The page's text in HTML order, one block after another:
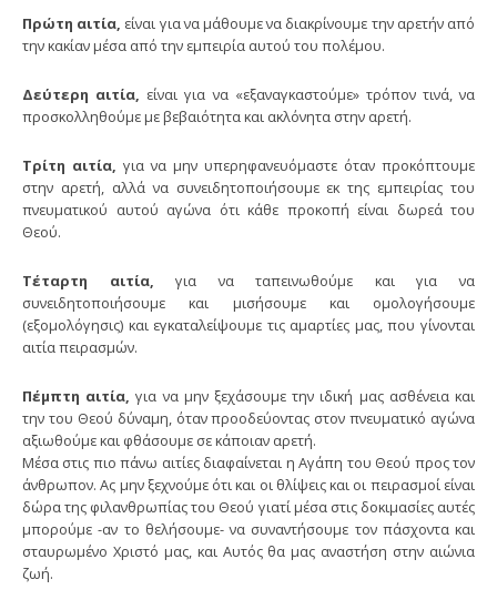
Πρώτη αιτία, είναι για να μάθουμε να διακρίνουμε την αρετήν από
την κακίαν μέσα από την εμπειρία αυτού του πολέμου.
Δεύτερη αιτία, είναι για να «εξαναγκαστούμε» τρόπον τινά, να
προσκολληθούμε με βεβαιότητα και ακλόνητα στην αρετή.
Τρίτη αιτία, για να μην υπερηφανευόμαστε όταν προκόπτουμε
στην αρετή, αλλά να συνειδητοποιήσουμε εκ της εμπειρίας του
πνευματικού αυτού αγώνα ότι κάθε προκοπή είναι δωρεά του
Θεού.
Τέταρτη αιτία, για να ταπεινωθούμε και για να
συνειδητοποιήσουμε και μισήσουμε και ομολογήσουμε
(εξομολόγησις) και εγκαταλείψουμε τις αμαρτίες μας, που γίνονται
αιτία πειρασμών.
Πέμπτη αιτία,για να μην ξεχάσουμε την ιδική μας ασθένεια και
την του Θεού δύναμη, όταν προοδεύοντας στον πνευματικό αγώνα
αξιωθούμε και φθάσουμε σε κάποιαν αρετή.
Μέσα στις πιο πάνω αιτίες διαφαίνεται η Αγάπη του Θεού προς τον
άνθρωπον. Ας μην ξεχνούμε ότι και οι θλίψεις και οι πειρασμοί είναι
δώρα της φιλανθρωπίας του Θεού γιατί μέσα στις δοκιμασίες αυτές
μπορούμε -αν το θελήσουμε- να συναντήσουμε τον πάσχοντα και
σταυρωμένο Χριστό μας, και Αυτός θα μας αναστήση στην αιώνια
ζωή.